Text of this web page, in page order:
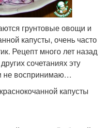
грунтовые овощи и
капусты, очень часто
Рецепт много лет назад
сочетаниях эту
не воспринимаю…
капусты